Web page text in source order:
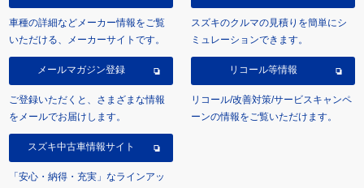
車種の詳細などメーカー情報をご覧
いただける、メーカーサイトです。
スズキのクルマの見積りを簡単にシ
ミュレーションできます。
メールマガジン登録
ご登録いただくと、さまざまな情報
をメールでお届けします。
リコール等情報
リコール/改善対策/サービスキャンペ
ーンの情報をご覧いただけます。
スズキ中古車情報サイト
「安心・納得・充実」なラインアッ